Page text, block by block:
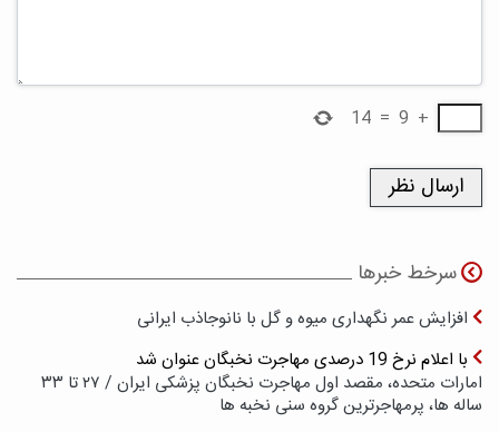
+
9
=
14
سرخط خبرها
افزایش عمر نگهداری میوه و گل با نانوجاذب ایرانی
با اعلام نرخ 19 درصدی مهاجرت نخبگان عنوان شد
امارات متحده، مقصد اول مهاجرت نخبگان پزشکی ایران / ۲۷ تا ۳۳
ساله ها، پرمهاجرترین گروه سنی نخبه ها